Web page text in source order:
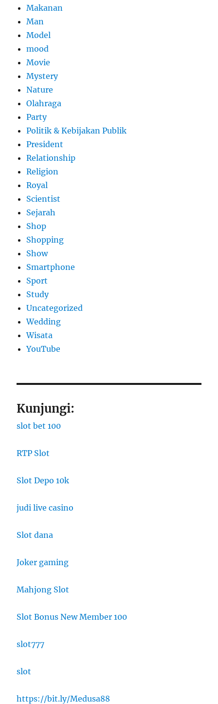
Makanan
Man
Model
mood
Movie
Mystery
Nature
Olahraga
Party
Politik & Kebijakan Publik
President
Relationship
Religion
Royal
Scientist
Sejarah
Shop
Shopping
Show
Smartphone
Sport
Study
Uncategorized
Wedding
Wisata
YouTube
Kunjungi:
slot bet 100
RTP Slot
Slot Depo 10k
judi live casino
Slot dana
Joker gaming
Mahjong Slot
Slot Bonus New Member 100
slot777
slot
https://bit.ly/Medusa88